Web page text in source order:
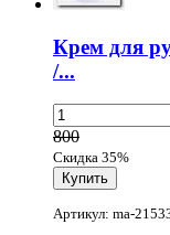
Крем для
/...
800
Скидка 35%
Артикул: ma-